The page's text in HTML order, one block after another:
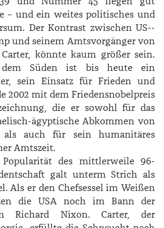
– und ein weites politisches und
Der Kontrast zwischen US-­
und seinem Amtsvorgänger von
­Carter, könnte kaum größer sein.
Süden ist bis heute ein
sein Einsatz für Frieden und
2002 mit dem Friedensnobelpreis
die er sowohl für das
­ägyptische Abkommen von
auch für sein humanitäres
Amtszeit.
des mittlerweile 96-
galt unterm Strich als
Als er den Chefsessel im Weißen
die USA noch im Bann der
­Richard ­Nixon. ­Carter, der